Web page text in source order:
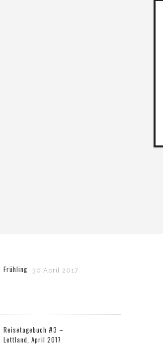
Frühling 30 April 2017
Reisetagebuch #3 –
Lettland, April 2017